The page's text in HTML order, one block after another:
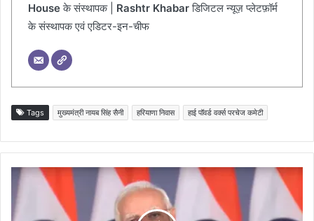
Houseके संस्थापक | Rashtr Khabarडिजिटल न्यूज़ प्लेटफ़ॉर्म
के संस्थापक एवं एडिटर-इन-चीफ
Tags मुख्यमंत्री नायब सिंह सैनी हरियाणा निवास हाई पॉवर्ड वर्क्स परचेज कमेटी